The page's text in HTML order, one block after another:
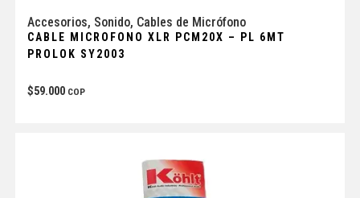
Accesorios, Sonido, Cables de Micrófono
CABLE MICROFONO XLR PCM20X – PL 6MT
PROLOK SY2003
$59.000 COP